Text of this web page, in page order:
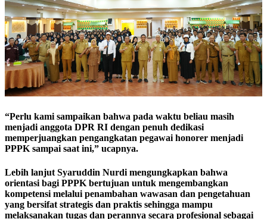
“Perlu kami sampaikan bahwa pada waktu beliau masih
menjadi anggota DPR RI dengan penuh dedikasi
memperjuangkan pengangkatan pegawai honorer menjadi
PPPK sampai saat ini,” ucapnya.
Lebih lanjut Syaruddin Nurdi mengungkapkan bahwa
orientasi bagi PPPK bertujuan untuk mengembangkan
kompetensi melalui penambahan wawasan dan pengetahuan
yang bersifat strategis dan praktis sehingga mampu
melaksanakan tugas dan perannya secara profesional sebagai